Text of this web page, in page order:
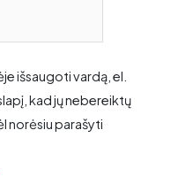
išsaugoti vardą, el.
kad jų nebereiktų
norėsiu parašyti